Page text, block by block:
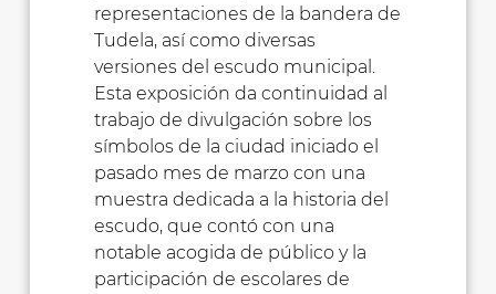
representaciones de la bandera de
Tudela, así como diversas
versiones del escudo municipal.
Esta exposición da continuidad al
trabajo de divulgación sobre los
símbolos de la ciudad iniciado el
pasado mes de marzo con una
muestra dedicada a la historia del
escudo, que contó con una
notable acogida de público y la
participación de escolares de